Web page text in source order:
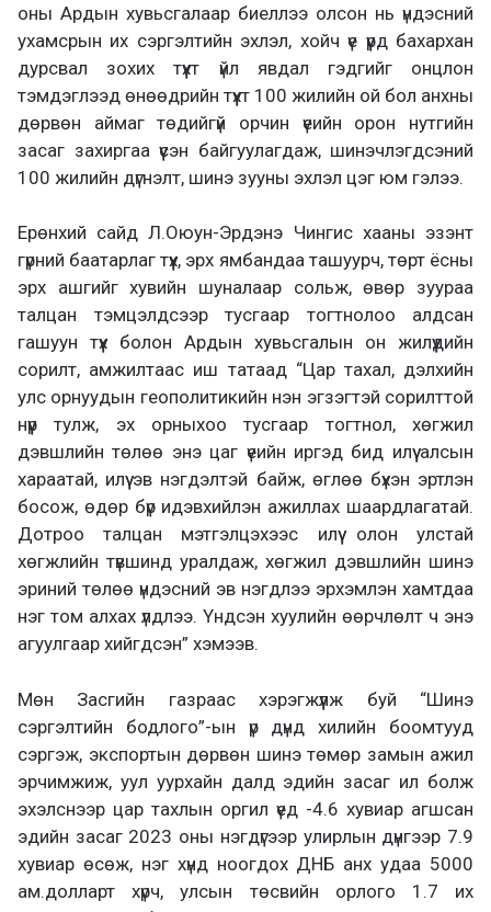
оны Ардын хувьсгалаар биеллээ олсон нь үндэсний
ухамсрын их сэргэлтийн эхлэл, хойч үе үүрд бахархан
дурсвал зохих түүхт үйл явдал гэдгийг онцлон
тэмдэглээд өнөөдрийн түүхт 100 жилийн ой бол анхны
дөрвөн аймаг төдийгүй орчин үеийн орон нутгийн
засаг захиргаа үүсэн байгуулагдаж, шинэчлэгдсэний
100 жилийн дүгнэлт, шинэ зууны эхлэл цэг юм гэлээ.
Ерөнхий сайд Л.Оюун-Эрдэнэ Чингис хааны эзэнт
гүрний баатарлаг түүх, эрх ямбандаа ташуурч, төрт ёсны
эрх ашгийг хувийн шуналаар сольж, өвөр зуураа
талцан тэмцэлдсээр тусгаар тогтнолоо алдсан
гашуун түүх болон Ардын хувьсгалын он жилүүдийн
сорилт, амжилтаас иш татаад “Цар тахал, дэлхийн
улс орнуудын геополитикийн нэн эгзэгтэй сорилттой
нүүр тулж, эх орныхоо тусгаар тогтнол, хөгжил
дэвшлийн төлөө энэ цаг үеийн иргэд бид илүү алсын
хараатай, илүү эв нэгдэлтэй байж, өглөө бүхэн эртлэн
босож, өдөр бүр идэвхийлэн ажиллах шаардлагатай.
Дотроо талцан мэтгэлцэхээс илүү олон улстай
хөгжлийн түвшинд уралдаж, хөгжил дэвшлийн шинэ
эриний төлөө үндэсний эв нэгдлээ эрхэмлэн хамтдаа
нэг том алхах үлдлээ. Үндсэн хуулийн өөрчлөлт ч энэ
агуулгаар хийгдсэн” хэмээв.
Мөн Засгийн газраас хэрэгжүүлж буй “Шинэ
сэргэлтийн бодлого”-ын үр дүнд хилийн боомтууд
сэргэж, экспортын дөрвөн шинэ төмөр замын ажил
эрчимжиж, уул уурхайн далд эдийн засаг ил болж
эхэлснээр цар тахлын оргил үед -4.6 хувиар агшсан
эдийн засаг 2023 оны нэгдүгээр улирлын дүнгээр 7.9
хувиар өсөж, нэг хүнд ноогдох ДНБ анх удаа 5000
ам.долларт хүрч, улсын төсвийн орлого 1.7 их